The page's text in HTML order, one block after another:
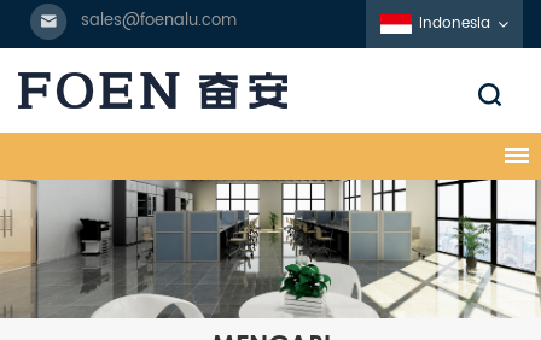
sales@foenalu.com Indonesia